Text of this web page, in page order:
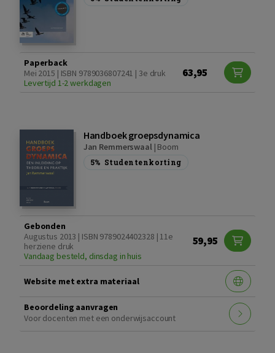
Paperback
Mei 2015 | ISBN 9789036807241 | 3e druk
Levertijd 1-2 werkdagen
63,95
Handboek groepsdynamica
Jan Remmerswaal| Boom
5% Studentenkorting
Gebonden
Augustus 2013 | ISBN 9789024402328 | 11e
herziene druk
Vandaag besteld, dinsdag in huis
59,95
Website met extra materiaal
Beoordeling aanvragen
Voor docenten met een onderwijsaccount